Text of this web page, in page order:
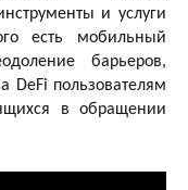
и услуги
есть мобильный
барьеров,
DeFi пользователям
в обращении